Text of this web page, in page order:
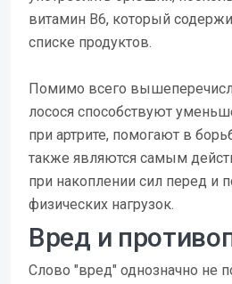
витамин B6, который
списке продуктов.
Помимо всего
лосося способствуют
при артрите, помогают в
также являются самым
при накоплении сил перед и
физических нагрузок.
Вред и
Слово "вред" однозначно не